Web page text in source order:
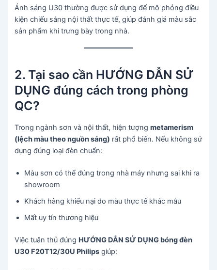
Ánh sáng U30 thường được sử dụng để mô phỏng điều
kiện chiếu sáng nội thất thực tế, giúp đánh giá màu sắc
sản phẩm khi trưng bày trong nhà.
2. Tại sao cần HƯỚNG DẪN SỬ
DỤNG đúng cách trong phòng
QC?
Trong ngành sơn và nội thất, hiện tượngmetamerism
(lệch màu theo nguồn sáng) rất phổ biến. Nếu không sử
dụng đúng loại đèn chuẩn:
Màu sơn có thể đúng trong nhà máy nhưng sai khi ra
showroom
Khách hàng khiếu nại do màu thực tế khác mẫu
Mất uy tín thương hiệu
Việc tuân thủ đúng HƯỚNG DẪN SỬ DỤNG bóng đèn
U30 F20T12/30U Philips giúp: